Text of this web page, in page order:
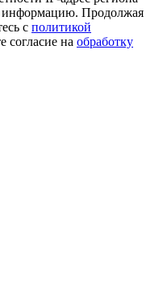
информацию. Продолжая
с политикой
согласие на обработку